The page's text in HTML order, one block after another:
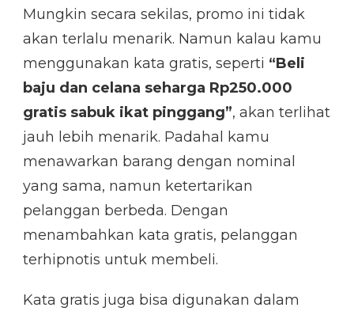
Mungkin secara sekilas, promo ini tidak
akan terlalu menarik. Namun kalau kamu
menggunakan kata gratis, seperti “Beli
baju dan celana seharga Rp250.000
gratis sabuk ikat pinggang”, akan terlihat
jauh lebih menarik. Padahal kamu
menawarkan barang dengan nominal
yang sama, namun ketertarikan
pelanggan berbeda. Dengan
menambahkan kata gratis, pelanggan
terhipnotis untuk membeli.
Kata gratis juga bisa digunakan dalam